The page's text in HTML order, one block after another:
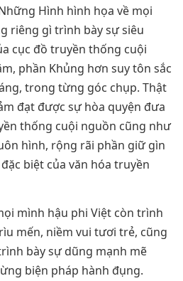
Hình hình họa về mọi
riêng gì trình bày sự siêu
cục đồ truyền thống cuội
phần Khủng hơn suy tôn sắc
trong từng góc chụp. Thật
đạt được sự hòa quyện đưa
thống cuội nguồn cũng như
hình, rộng rãi phần giữ gìn
biệt của văn hóa truyền
mình hậu phi Việt còn trình
mến, niềm vui tươi trẻ, cũng
bày sự dũng mạnh mẽ
biện pháp hành đụng.